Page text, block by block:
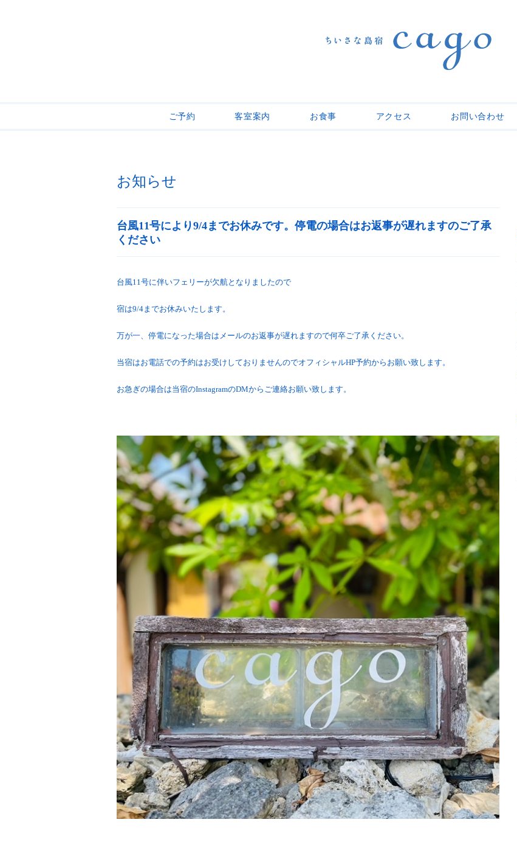
ご予約 客室案内 お食事 アクセス お問い合わせ
お知らせ
台風11号により9/4までお休みです。停電の場合はお返事が遅れますのご了承
ください
台風11号に伴いフェリーが欠航となりましたので
宿は9/4までお休みいたします。
万が一、停電になった場合はメールのお返事が遅れますので何卒ご了承ください。
当宿はお電話での予約はお受けしておりませんのでオフィシャルHP予約からお願い致します。
お急ぎの場合は当宿のInstagramのDMからご連絡お願い致します。